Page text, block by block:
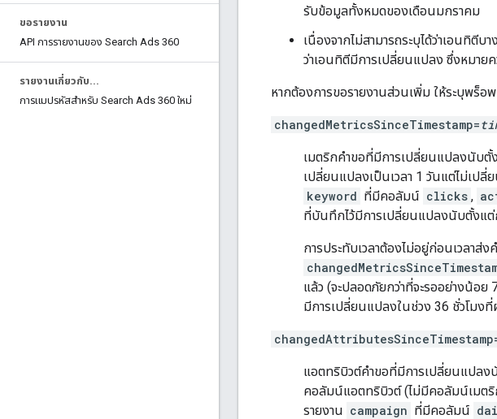
ขอรายงาน
API การรายงานของ Search Ads 360
รายงานเกี่ยวกับ...
การแมปรหัสสําหรับ Search Ads 360 ใหม่
รับข้อมูลทั้งหมดของเดือนมกราคม
เนื่องจากไม่สามารถระบุได้ว่าเอนทิตี
ว่าเอนทิตีมีการเปลี่ยนแปลง ซึ่งหมาย
หากต้องการขอรายงานส่วนเพิ่ม ให้ระบุพร็อ
changedMetricsSinceTimestamp=
เมตริกคำขอที่มีการเปลี่ยนแปลงนับตั้ง
เปลี่ยนแปลงเป็นเวลา 1 วันแต่ไม่เป
keyword ที่มีคอลัมน์ clicks ,
ที่บันทึกไว้มีการเปลี่ยนแปลงนับตั้งแต่
การประทับเวลาต้องไม่อยู่ก่อนเวลา
แล้ว (จะปลอดภัยกว่าที่จะรออย่างน้อ
มีการเปลี่ยนแปลงในช่วง 36 ชั่วโมง
แอตทริบิวต์คำขอที่มีการเปลี่ยนแปลง
คอลัมน์แอตทริบิวต์ (ไม่มีคอลัมน์เมตริ
รายงาน campaign ที่มีคอลัมน์